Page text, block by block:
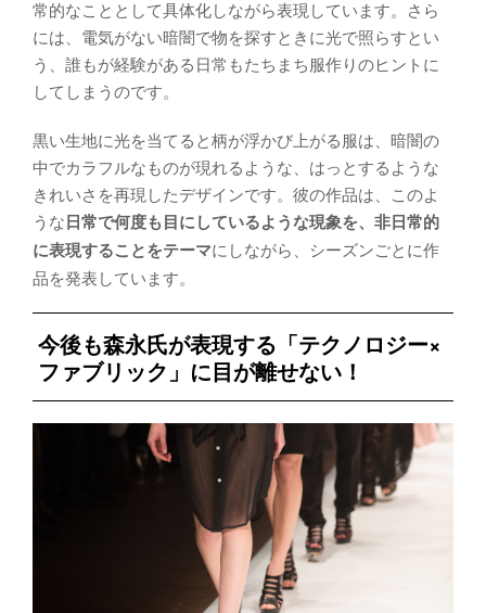
常的なこととして具体化しながら表現しています。さら
には、電気がない暗闇で物を探すときに光で照らすとい
う、誰もが経験がある日常もたちまち服作りのヒントに
してしまうのです。
黒い生地に光を当てると柄が浮かび上がる服は、暗闇の
中でカラフルなものが現れるような、はっとするような
きれいさを再現したデザインです。彼の作品は、このよ
うな日常で何度も目にしているような現象を、非日常的
に表現することをテーマにしながら、シーズンごとに作
品を発表しています。
今後も森永氏が表現する「テクノロジー×
ファブリック」に目が離せない！